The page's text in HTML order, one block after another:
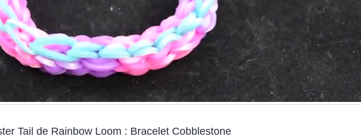
Tail de Rainbow Loom : Bracelet Cobblestone
à offrir
pour
Mères
Fermeture estivale
Profitez des Soldes
juillet
24 juin 2026